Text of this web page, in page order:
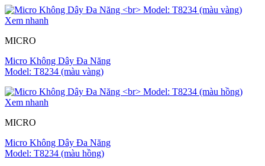
Xem nhanh
MICRO
Micro Không Dây Đa Năng
Model: T8234 (màu vàng)
Xem nhanh
MICRO
Micro Không Dây Đa Năng
Model: T8234 (màu hồng)